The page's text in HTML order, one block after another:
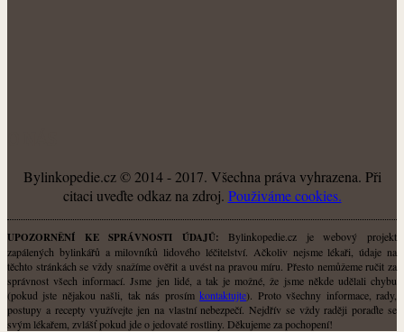
Bylinkopedie.cz © 2014 - 2017. Všechna práva vyhrazena. Při
citaci uveďte odkaz na zdroj. Použiváme cookies.
UPOZORNĚNÍ KE SPRÁVNOSTI ÚDAJŮ: Bylinkopedie.cz je webový projekt
zapálených bylinkářů a milovníků lidového léčitelství. Ačkoliv nejsme lékaři, údaje na
těchto stránkách se vždy snažíme ověřit a uvést na pravou míru. Přesto nemůžeme ručit za
správnost všech informací. Jsme jen lidé, a tak je možné, že jsme někde udělali chybu
(pokud jste nějakou našli, tak nás prosímkontaktujte). Proto všechny informace, rady,
postupy a recepty využívejte jen na vlastní nebezpečí. Nejdřív se vždy raději poraďte se
svým lékařem, zvlášť pokud jde o jedovaté rostliny. Děkujeme za pochopení!